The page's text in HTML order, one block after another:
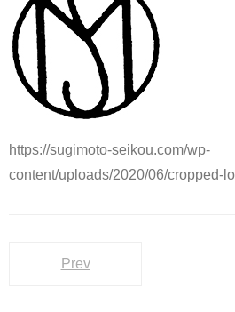
https://sugimoto-seikou.com/wp-
content/uploads/2020/06/cropped-
Prev